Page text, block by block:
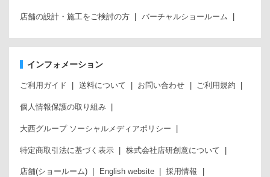
店舗の設計・施工をご検討の方 バーチャルショールーム
インフォメーション
ご利用ガイド 送料について お問い合わせ ご利用規約
個人情報保護の取り組み
大西グループ ソーシャルメディアポリシー
特定商取引法に基づく表示 株式会社店研創意について
店舗(ショールーム) English website 採用情報